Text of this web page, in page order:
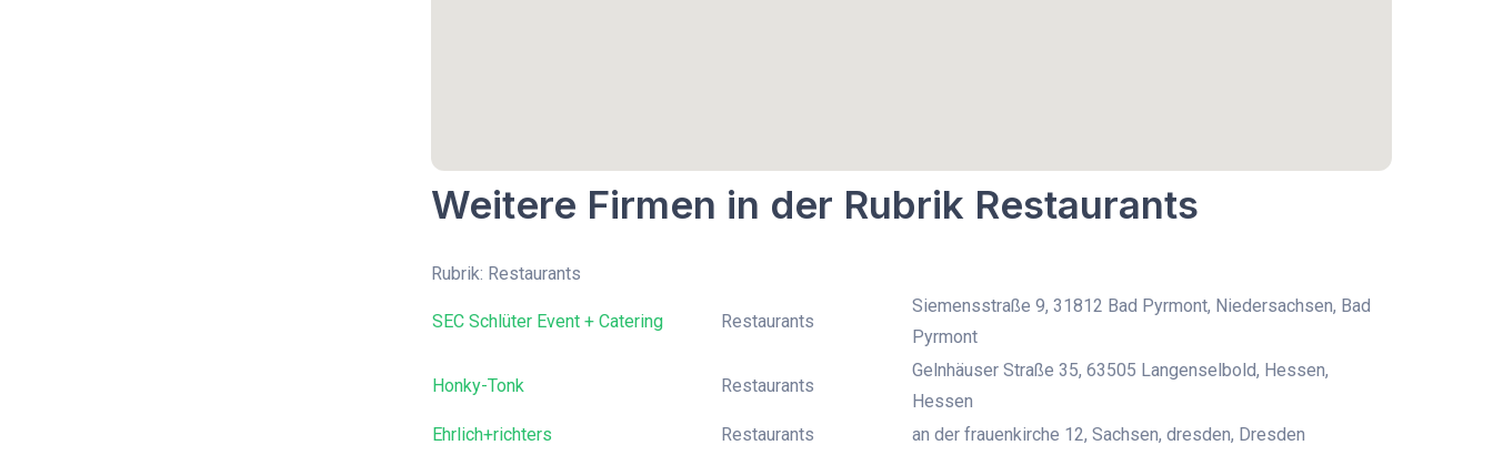
Weitere Firmen in der Rubrik Restaurants
Rubrik: Restaurants
SEC Schlüter Event + Catering Restaurants
Siemensstraße 9, 31812 Bad Pyrmont, Niedersachsen, Bad
Pyrmont
Honky-Tonk Restaurants
Gelnhäuser Straße 35, 63505 Langenselbold, Hessen,
Hessen
Ehrlich+richters
Restaurants an der frauenkirche 12, Sachsen, dresden, Dresden